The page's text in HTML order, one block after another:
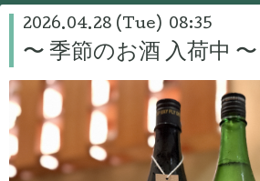
2026.04.28 (Tue) 08:35
〜 季節のお酒 入荷中 〜